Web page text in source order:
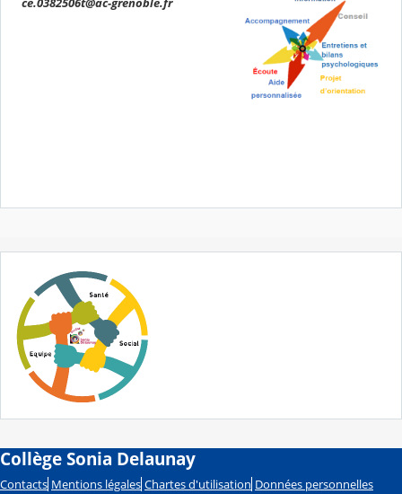
Collège Sonia Delaunay
Contacts Mentions légales Chartes d'utilisation Données personnelles